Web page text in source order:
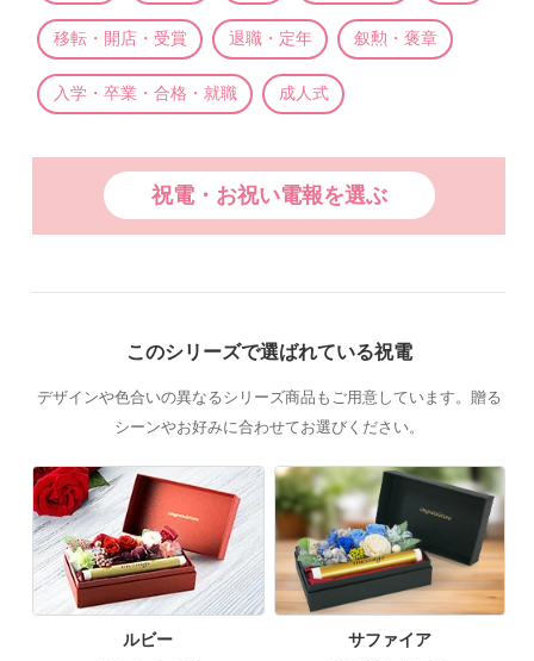
移転・開店・受賞 退職・定年 叙勲・褒章
入学・卒業・合格・就職 成人式
祝電・お祝い電報を選ぶ
このシリーズで選ばれている祝電
デザインや色合いの異なるシリーズ商品もご用意しています。贈る
シーンやお好みに合わせてお選びください。
ルビー
サファイア